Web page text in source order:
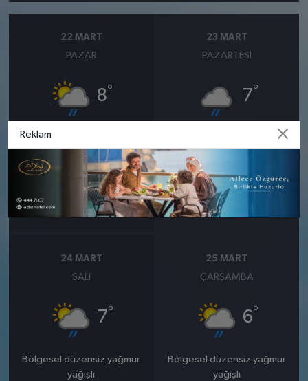
22 MART
PAZAR
8°
Bölgesel düzensiz yağmur
Nem: %83
Rüzgar: 15 km/h
Yağış Olasılığı: %88
23 MART
PAZARTESI
7°
Rüzgar: 6 km/h
Yağış Olasılığı: %89
24 MART
SALI
7°
Bölgesel düzensiz yağmur
yağışlı
25 MART
ÇARŞAMBA
6°
Bölgesel düzensiz yağmur
yağışlı
Reklam